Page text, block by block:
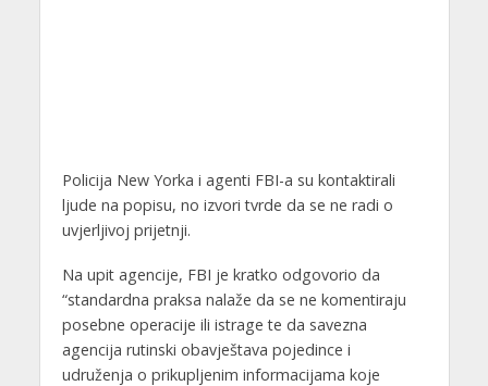
Policija New Yorka i agenti FBI-a su kontaktirali
ljude na popisu, no izvori tvrde da se ne radi o
uvjerljivoj prijetnji.
Na upit agencije, FBI je kratko odgovorio da
“standardna praksa nalaže da se ne komentiraju
posebne operacije ili istrage te da savezna
agencija rutinski obavještava pojedince i
udruženja o prikupljenim informacijama koje